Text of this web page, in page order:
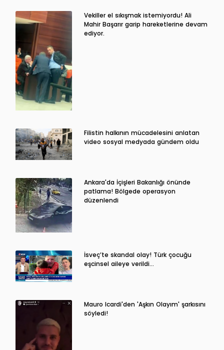
Vekiller el sıkışmak istemiyordu! Ali
Mahir Başarır garip hareketlerine devam
ediyor.
Filistin halkının mücadelesini anlatan
video sosyal medyada gündem oldu
Ankara'da İçişleri Bakanlığı önünde
patlama! Bölgede operasyon
düzenlendi
İsveç’te skandal olay! Türk çocuğu
eşcinsel aileye verildi…
Mauro Icardi'den 'Aşkın Olayım' şarkısını
söyledi!